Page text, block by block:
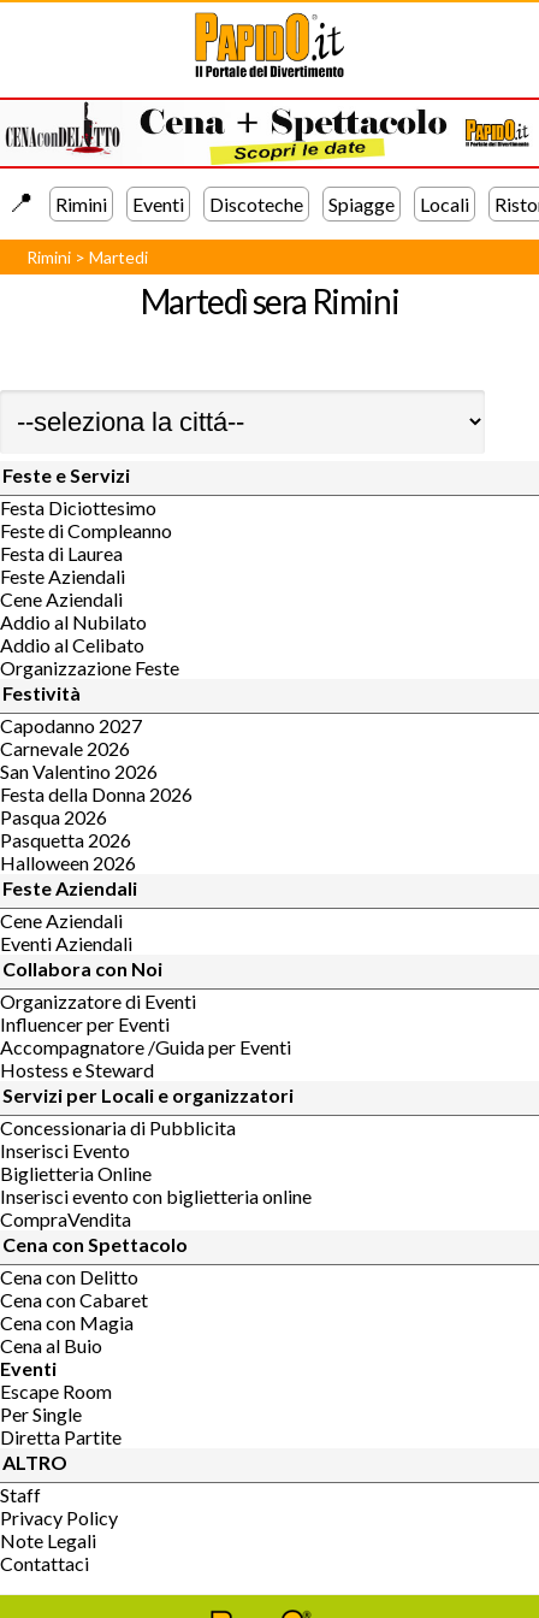
📍️ Rimini Eventi Discoteche Spiagge Locali
Rimini >Martedi
Martedì sera Rimini
Feste e Servizi
Festa Diciottesimo
Feste di Compleanno
Festa di Laurea
Feste Aziendali
Cene Aziendali
Addio al Nubilato
Addio al Celibato
Organizzazione Feste
Festività
Capodanno 2027
Carnevale 2026
San Valentino 2026
Festa della Donna 2026
Pasqua 2026
Pasquetta 2026
Halloween 2026
Feste Aziendali
Cene Aziendali
Eventi Aziendali
Collabora con Noi
Organizzatore di Eventi
Influencer per Eventi
Accompagnatore /Guida per Eventi
Hostess e Steward
Servizi per Locali e organizzatori
Concessionaria di Pubblicita
Inserisci Evento
Biglietteria Online
Inserisci evento con biglietteria online
CompraVendita
Cena con Spettacolo
Cena con Delitto
Cena con Cabaret
Cena con Magia
Cena al Buio
Eventi
Escape Room
Per Single
Diretta Partite
ALTRO
Staff
Privacy Policy
Note Legali
Contattaci